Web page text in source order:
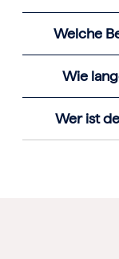
Welche
Wie
Wer ist